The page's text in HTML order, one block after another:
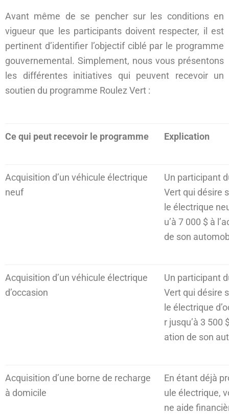
Avant même de se pencher sur les conditions en
vigueur que les participants doivent respecter, il est
pertinent d’identifier l’objectif ciblé par le programme
gouvernemental. Simplement, nous vous présentons
les différentes initiatives qui peuvent recevoir un
soutien du programme Roulez Vert :
Ce qui peut recevoir le programme Explication
Acquisition d’un véhicule électrique
neuf
Un participant
Vert qui désire
le électrique
u’à 7 000 $ à
de son
Acquisition d’un véhicule électrique
d’occasion
Un participant
Vert qui désire
le électrique
r jusqu’à 3 500
ation de son
Acquisition d’une borne de recharge
à domicile
En étant déjà
ule électrique,
ne aide